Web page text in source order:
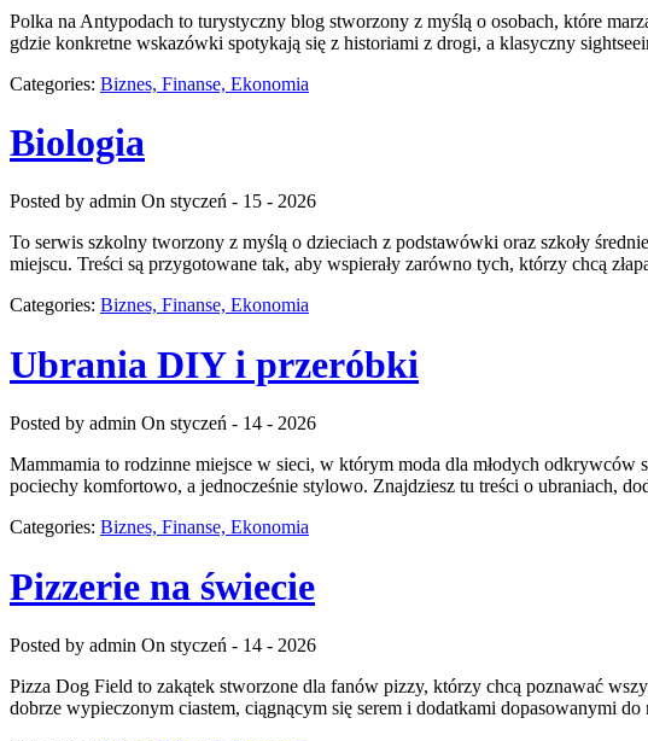
Polka na Antypodach to turystyczny blog stworzony z myślą o osobach, które
gdzie konkretne wskazówki spotykają się z historiami z drogi, a klasyczny
Categories: Biznes, Finanse, Ekonomia
Biologia
Posted by admin On styczeń - 15 - 2026
To serwis szkolny tworzony z myślą o dzieciach z podstawówki oraz szkoły
miejscu. Treści są przygotowane tak, aby wspierały zarówno tych, którzy chcą
Categories: Biznes, Finanse, Ekonomia
Ubrania DIY i przeróbki
Posted by admin On styczeń - 14 - 2026
Mammamia to rodzinne miejsce w sieci, w którym moda dla młodych
pociechy komfortowo, a jednocześnie stylowo. Znajdziesz tu treści o ubraniach,
Categories: Biznes, Finanse, Ekonomia
Pizzerie na świecie
Posted by admin On styczeń - 14 - 2026
Pizza Dog Field to zakątek stworzone dla fanów pizzy, którzy chcą poznawać
dobrze wypieczonym ciastem, ciągnącym się serem i dodatkami dopasowanymi